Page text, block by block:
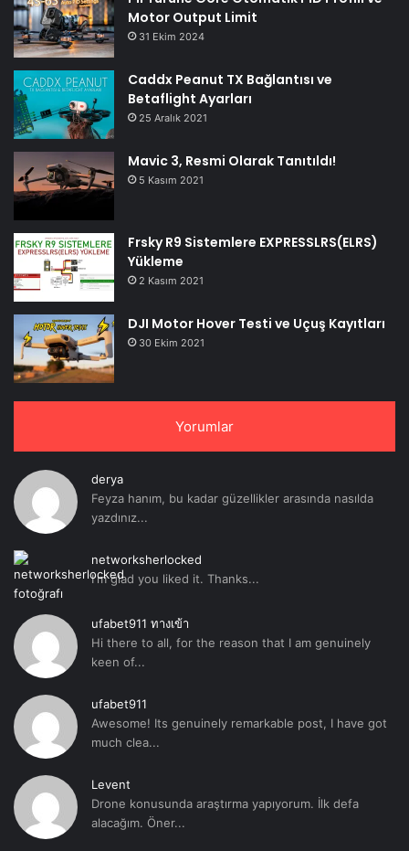
Motor Output Limit
31 Ekim 2024
Caddx Peanut TX Bağlantısı ve
Betaflight Ayarları
25 Aralık 2021
Mavic 3, Resmi Olarak Tanıtıldı!
5 Kasım 2021
Frsky R9 Sistemlere EXPRESSLRS(ELRS)
Yükleme
2 Kasım 2021
DJI Motor Hover Testi ve Uçuş Kayıtları
30 Ekim 2021
Yorumlar
derya
Feyza hanım, bu kadar güzellikler arasında nasılda
yazdınız...
networksherlocked
I'm glad you liked it. Thanks...
ufabet911 ทางเข้า
Hi there to all, for the reason that I am genuinely
keen of...
ufabet911
Awesome! Its genuinely remarkable post, I have got
much clea...
Levent
Drone konusunda araştırma yapıyorum. İlk defa
alacağım. Öner...